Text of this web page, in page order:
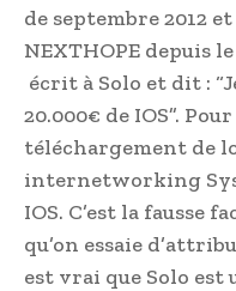
de septembre 2012
NEXTHOPE depuis
écrit à Solo et dit :
20.000€ de IOS”.
téléchargement de
internetworking
IOS. C’est la fausse
qu’on essaie
est vrai que Solo